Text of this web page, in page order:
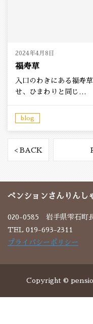
2024年4月8日
福寿草
入口のわきにある福寿
せ、ひまわりと同じ…
blog
< BACK
ペンションさんりんし
020-0585 岩手県雫石町
TEL 019-693-2311
プライバシーポリシー
Copyright ©